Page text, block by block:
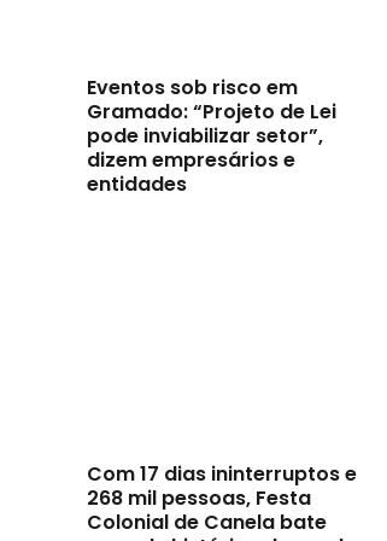
Eventos sob risco em
Gramado: “Projeto de Lei
pode inviabilizar setor”,
dizem empresários e
entidades
Com 17 dias ininterruptos e
268 mil pessoas, Festa
Colonial de Canela bate